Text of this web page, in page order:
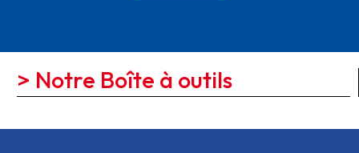
> Notre Boîte à outils